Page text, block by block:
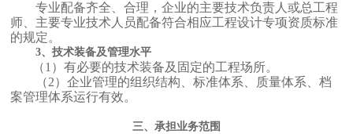
专业配备齐全、合理，企业的主要技术负责人或总工程
师、主要专业技术人员配备符合相应工程设计专项资质标准
的规定。
3、技术装备及管理水平
（1）有必要的技术装备及固定的工程场所。
（2）企业管理的组织结构、标准体系、质量体系、档
案管理体系运行有效。
三、承担业务范围